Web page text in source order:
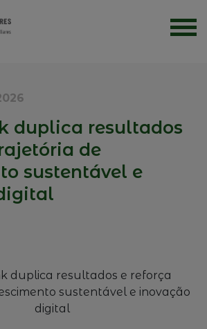
duplica resultados
de
sustentável e